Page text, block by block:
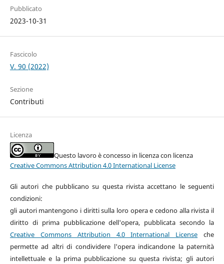
Pubblicato
2023-10-31
Fascicolo
V. 90 (2022)
Sezione
Contributi
Licenza
Questo lavoro è concesso in licenza con licenza
Creative Commons Attribution 4.0 International License
Gli autori che pubblicano su questa rivista accettano le seguenti
condizioni:
gli autori mantengono i diritti sulla loro opera e cedono alla rivista il
diritto di prima pubblicazione dell'opera, pubblicata secondo la
Creative Commons Attribution 4.0 International License che
permette ad altri di condividere l'opera indicandone la paternità
intellettuale e la prima pubblicazione su questa rivista; gli autori